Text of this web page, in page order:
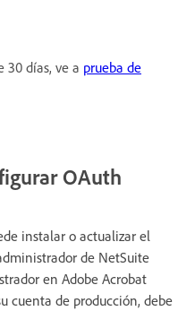
30 días, ve a prueba de
OAuth
instalar o actualizar el
de NetSuite
en Adobe Acrobat
cuenta de producción, debe